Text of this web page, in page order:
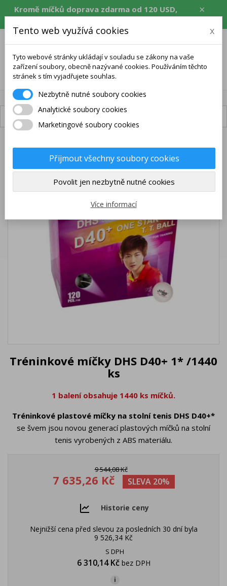
×
Kromě míčků doprava zdarma od 120 USD,
ekv. CZK, EUR, PLN, RON.
0
Dostupná doprava
Tréninkové míčky DHS D40+ 1* /1440
ks
1 balení obsahuje 1440 ks míčků.
Tréninkové plastové míčky na stolní tenis DHS D40+*
se švem jsou novou generací plastových míčků na stolní
tenis vyrobených z ABS materiálu.
9 544,08 Kč
7 635,26 Kč SLEVA 20%
Historie ceny
Nejnižší cena před slevou za posledních 30 dní byla
9 526,34 Kč
S DPH
6 310,14 Kč bez DPH
i
Tento web využívá cookies x
Tyto webové stránky ukládají v souladu se zákony na vaše
zařízení soubory, obecně nazývané cookies. Používáním těchto
stránek s tím vyjadřujete souhlas.
Nezbytně nutné soubory cookies
Analytické soubory cookies
Marketingové soubory cookies
Přijmout všechny soubory cookies
Povolit jen nezbytně nutné cookies
Více informací